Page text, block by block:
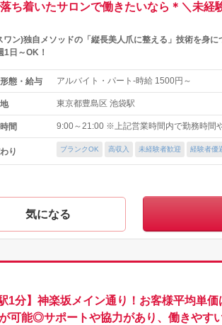
ち着いたサロンで働きたいなら＊＼未経
ワン)独自メソッドの「縦長美人爪に整える」技術を身
1日～OK！
態・給与 アルバイト・パート-時給 1500円～
東京都豊島区 池袋駅
間 9:00～21:00 ※上記営業時間内で勤務時
り ブランクOK 高収入 未経験者歓迎 経験者優
気になる
1分】神楽坂メイン通り！お客様平均単
可能◎サポートや協力があり、働きやす